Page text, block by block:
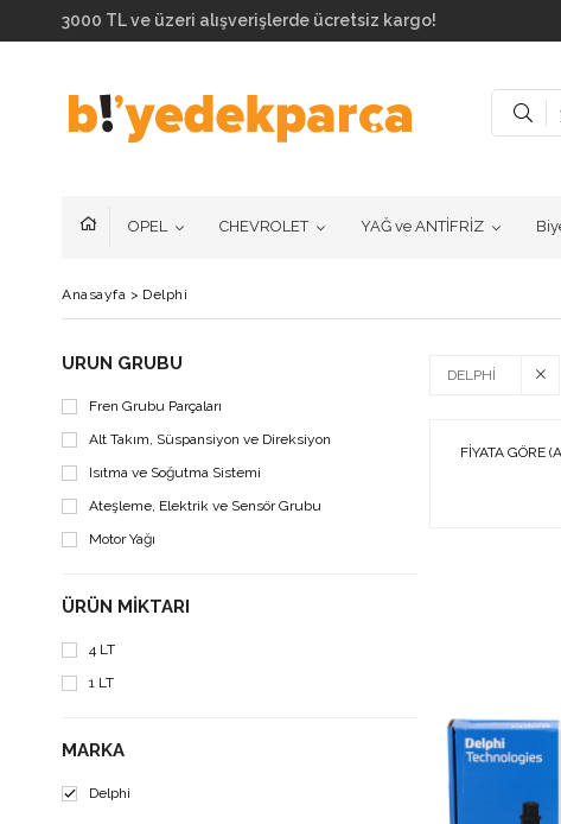
3000 TL ve üzeri alışverişlerde ücretsiz kargo!
OPEL CHEVROLET YAĞ ve ANTİFRİZ
Anasayfa > Delphi
ÜRÜN GRUBU
Fren Grubu Parçaları
Alt Takım, Süspansiyon ve Direksiyon
Isıtma ve Soğutma Sistemi
Ateşleme, Elektrik ve Sensör Grubu
Motor Yağı
ÜRÜN MIKTARI
4 LT
1 LT
MARKA
Delphi
DELPHI
FIYATA GÖRE